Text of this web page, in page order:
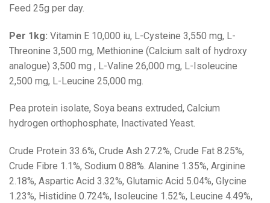
Feed 25g per day.
Per 1kg: Vitamin E 10,000 iu, L-Cysteine 3,550 mg, L-
Threonine 3,500 mg, Methionine (Calcium salt of hydroxy
analogue) 3,500 mg , L-Valine 26,000 mg, L-Isoleucine
2,500 mg, L-Leucine 25,000 mg.
Pea protein isolate, Soya beans extruded, Calcium
hydrogen orthophosphate, Inactivated Yeast.
Crude Protein 33.6%, Crude Ash 27.2%, Crude Fat 8.25%,
Crude Fibre 1.1%, Sodium 0.88%. Alanine 1.35%, Arginine
2.18%, Aspartic Acid 3.32%, Glutamic Acid 5.04%, Glycine
1.23%, Histidine 0.724%, Isoleucine 1.52%, Leucine 4.49%,